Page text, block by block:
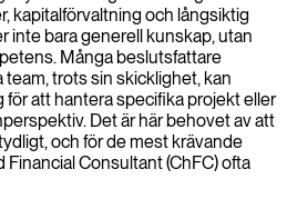
kapitalförvaltning och långsiktig
inte bara generell kunskap, utan
Många beslutsfattare
trots sin skicklighet, kan
att hantera specifika projekt eller
Det är här behovet av att
och för de mest krävande
Consultant (ChFC) ofta